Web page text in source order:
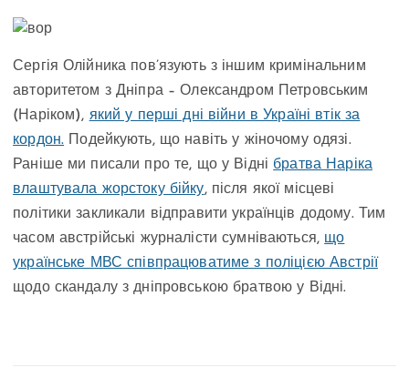
Сергія Олійника пов’язують з іншим кримінальним
авторитетом з Дніпра – Олександром Петровським
(Наріком), який у перші дні війни в Україні втік за
кордон. Подейкують, що навіть у жіночому одязі.
Раніше ми писали про те, що у Відні братва Наріка
влаштувала жорстоку бійку, після якої місцеві
політики закликали відправити українців додому. Тим
часом австрійські журналісти сумніваються, що
українське МВС співпрацюватиме з поліцією Австрії
щодо скандалу з дніпровською братвою у Відні.